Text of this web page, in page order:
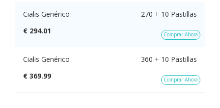
Cialis Genérico
270 + 10 Pastillas
€ 294.01
Comprar Ahora
Cialis Genérico
360 + 10 Pastillas
€ 369.99
Comprar Ahora